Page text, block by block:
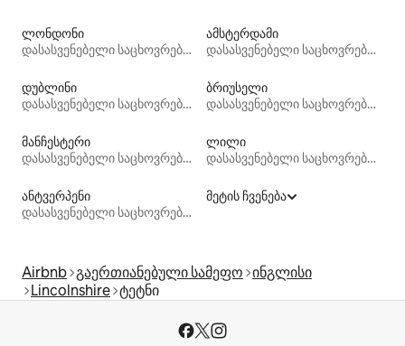
ლონდონი
დასასვენებელი საცხოვრებლები
ამსტერდამი
დასასვენებელი საცხოვრებლები
დუბლინი
დასასვენებელი საცხოვრებლები
ბრიუსელი
დასასვენებელი საცხოვრებლები
მანჩესტერი
დასასვენებელი საცხოვრებლები
ლილი
დასასვენებელი საცხოვრებლები
ანტვერპენი
დასასვენებელი საცხოვრებლები
მეტის ჩვენება
Airbnb გაერთიანებული სამეფო ინგლისი
Lincolnshire ტეტნი